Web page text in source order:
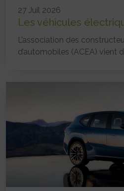
27 Juil 2026
Les véhicules
L’association des
d’automobiles (ACEA) vient